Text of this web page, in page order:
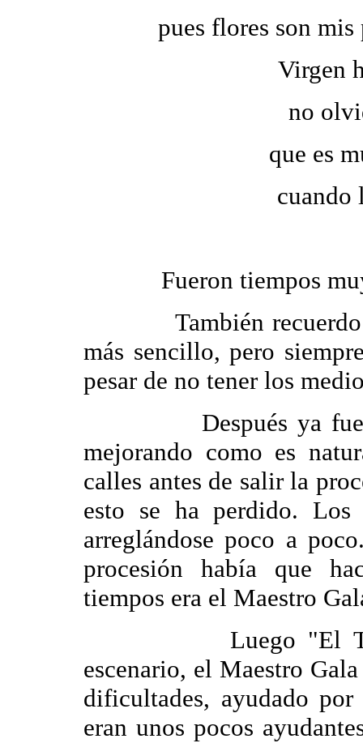
pues flores son mis
Virgen
no
que es
cuando
Fueron tiempos muy
También recuerdo
más sencillo, pero
pesar de no tener los
Después ya fueron
mejorando como es
calles antes de salir la
esto se ha perdido.
arreglándose poco a
procesión había que
tiempos era el Maestro
Luego "El
escenario, el Maestro
dificultades, ayudado
eran unos pocos